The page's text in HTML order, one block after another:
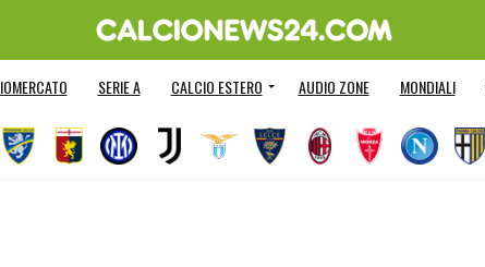
SERIE A CALCIO ESTERO AUDIO ZONE MONDIALI